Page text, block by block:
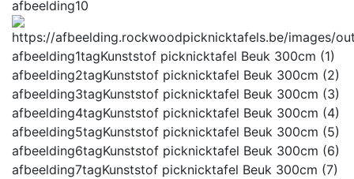
afbeelding10
afbeelding1tagKunststof picknicktafel Beuk 300cm (1)
afbeelding2tagKunststof picknicktafel Beuk 300cm (2)
afbeelding3tagKunststof picknicktafel Beuk 300cm (3)
afbeelding4tagKunststof picknicktafel Beuk 300cm (4)
afbeelding5tagKunststof picknicktafel Beuk 300cm (5)
afbeelding6tagKunststof picknicktafel Beuk 300cm (6)
afbeelding7tagKunststof picknicktafel Beuk 300cm (7)